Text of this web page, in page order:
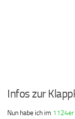
Infos zur
Nun habe ich im 1124er